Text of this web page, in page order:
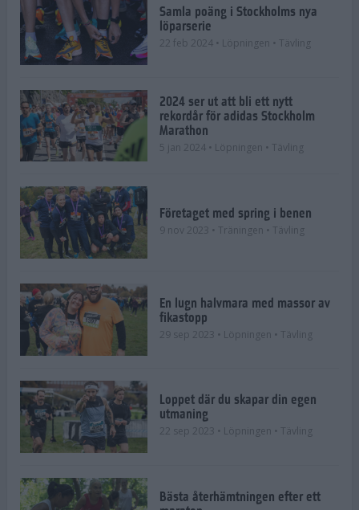
Samla poäng i Stockholms nya
löparserie
22 feb 2024 • Löpningen • Tävling
2024 ser ut att bli ett nytt
rekordår för adidas Stockholm
Marathon
5 jan 2024 • Löpningen • Tävling
Företaget med spring i benen
9 nov 2023 • Träningen • Tävling
En lugn halvmara med massor av
fikastopp
29 sep 2023 • Löpningen • Tävling
Loppet där du skapar din egen
utmaning
22 sep 2023 • Löpningen • Tävling
Bästa återhämtningen efter ett